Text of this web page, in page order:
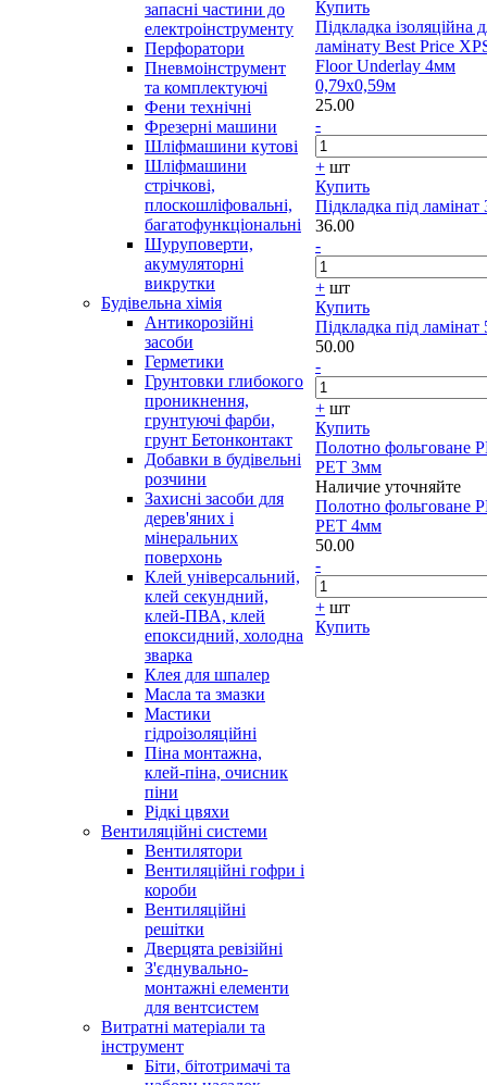
запасні частини до
електроінструменту
Перфоратори
Пневмоінструмент
та комплектуючі
Фени технічні
Фрезерні машини
Шліфмашини кутові
Шліфмашини
стрічкові,
плоскошліфовальні,
багатофункціональні
Шуруповерти,
акумуляторні
викрутки
Будівельна хімія
Антикорозійні
засоби
Герметики
Грунтовки глибокого
проникнення,
грунтуючі фарби,
грунт Бетонконтакт
Добавки в будівельні
розчини
Захисні засоби для
дерев'яних і
мінеральних
поверхонь
Клей універсальний,
клей секундний,
клей-ПВА, клей
епоксидний, холодна
зварка
Клея для шпалер
Масла та змазки
Мастики
гідроізоляційні
Піна монтажна,
клей-піна, очисник
піни
Рідкі цвяхи
Вентиляційні системи
Вентилятори
Вентиляційні гофри і
короби
Вентиляційні
решітки
Дверцята ревізійні
З'єднувально-
монтажні елементи
для вентсистем
Витратні матеріали та
інструмент
Біти, бітотримачі та
Купить
Підкладка ізоляційна
ламінату Best Price
Floor Underlay 4мм
0,79х0,59м
25.00
-
+ шт
Купить
Підкладка під
36.00
-
+ шт
Купить
Підкладка під
50.00
-
+ шт
Купить
Полотно фольговане
PET 3мм
Наличие уточняйте
Полотно фольговане
PET 4мм
50.00
-
+ шт
Купить